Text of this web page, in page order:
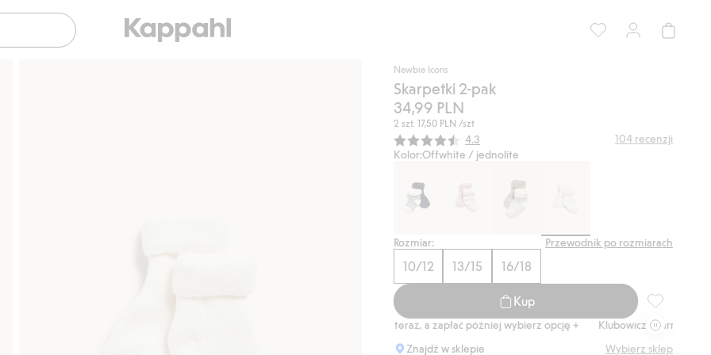
Newbie Icons
Skarpetki 2-pak
34,99 PLN
2 szt.17,50 PLN /szt
Średnia ocena:
4.3 104 recenzji
Kolor:Offwhite / jednolite
Rozmiar: Przewodnik po rozmiarach
10/12 13/15 16/18
Kup
Skarpetki
Kup teraz, a zapłać później wybierz opcję +
Klubowiczu darmowa
Znajdź w sklepie
Wybierz sklep